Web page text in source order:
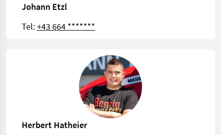
Johann Etzl
Tel:+43 664 *******
Herbert Hatheier